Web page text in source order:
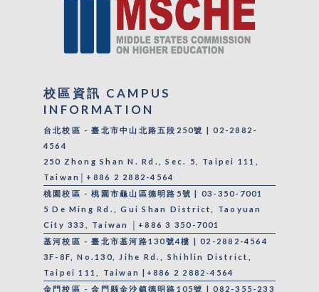
校區資訊 CAMPUS
INFORMATION
台北校區 - 臺北市中山北路五段250號 | 02-2882-
4564
250 Zhong Shan N. Rd., Sec. 5, Taipei 111,
Taiwan│+886 2 2882-4564
桃園校區 - 桃園市龜山區德明路5號 | 03-350-7001
5 De Ming Rd., Gui Shan District, Taoyuan
City 333, Taiwan │+886 3 350-7001
基河校區 - 臺北市基河路130號4樓 | 02-2882-4564
3F-8F, No.130, Jihe Rd., Shihlin District,
Taipei 111, Taiwan |+886 2 2882-4564
金門校區 - 金門縣金沙鎮德明路105號 | 082-355-233